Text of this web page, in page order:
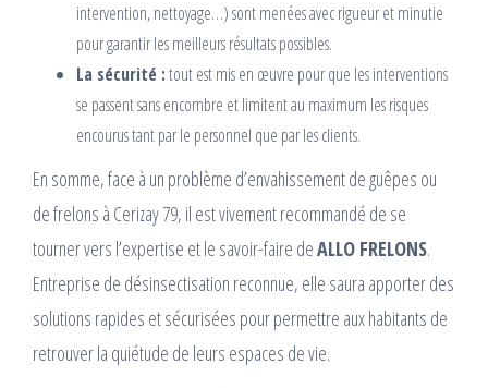
intervention, nettoyage…) sont menées avec rigueur et minutie
pour garantir les meilleurs résultats possibles.
La sécurité :tout est mis en œuvre pour que les interventions
se passent sans encombre et limitent au maximum les risques
encourus tant par le personnel que par les clients.
En somme, face à un problème d’envahissement de guêpes ou
de frelons à Cerizay 79, il est vivement recommandé de se
tourner vers l’expertise et le savoir-faire deALLO FRELONS.
Entreprise de désinsectisation reconnue, elle saura apporter des
solutions rapides et sécurisées pour permettre aux habitants de
retrouver la quiétude de leurs espaces de vie.